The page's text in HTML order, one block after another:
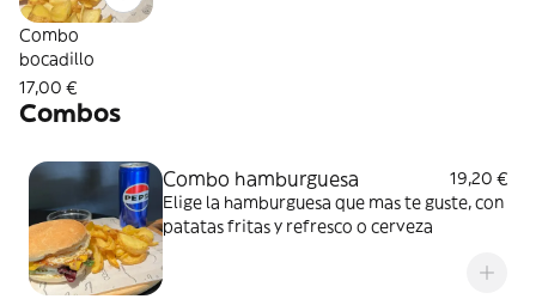
Combo
bocadillo
17,00 €
Combos
Combo hamburguesa
19,20 €
Elige la hamburguesa que mas te guste, con
patatas fritas y refresco o cerveza